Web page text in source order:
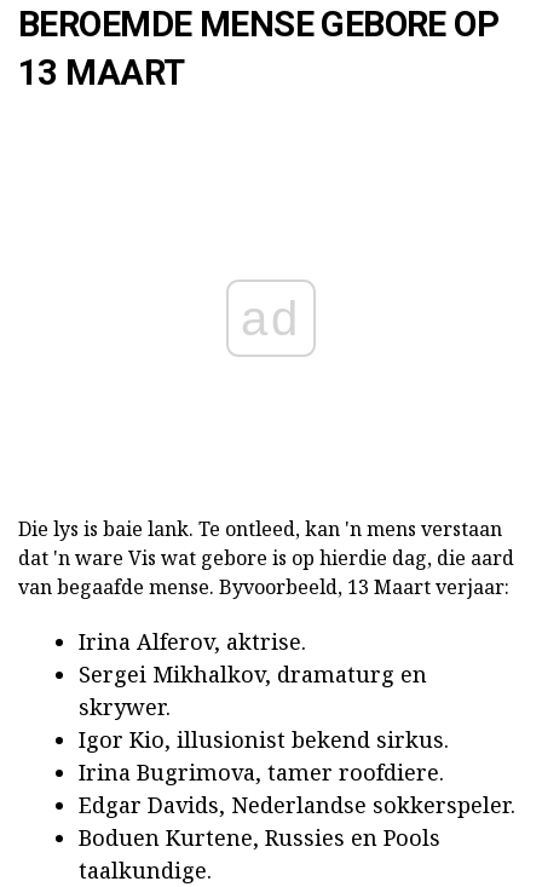
BEROEMDE MENSE GEBORE OP
13 MAART
ad
Die lys is baie lank. Te ontleed, kan 'n mens verstaan
dat 'n ware Vis wat gebore is op hierdie dag, die aard
van begaafde mense. Byvoorbeeld, 13 Maart verjaar:
Irina Alferov, aktrise.
Sergei Mikhalkov, dramaturg en
skrywer.
Igor Kio, illusionist bekend sirkus.
Irina Bugrimova, tamer roofdiere.
Edgar Davids, Nederlandse sokkerspeler.
Boduen Kurtene, Russies en Pools
taalkundige.